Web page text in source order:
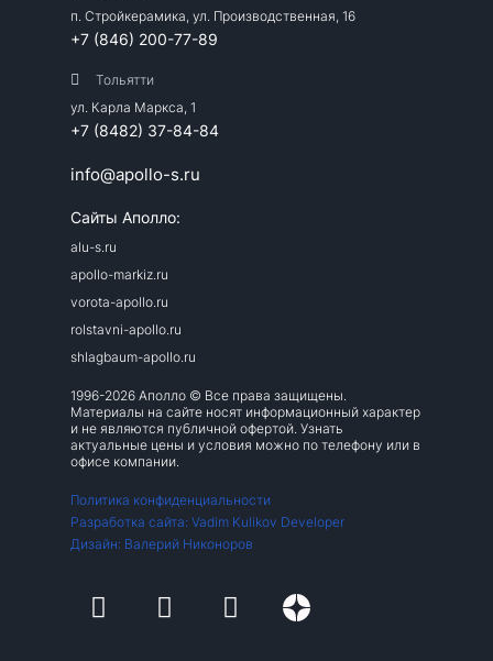
п. Стройкерамика, ул. Производственная, 16
+7 (846) 200-77-89
Тольятти
ул. Карла Маркса, 1
+7 (8482) 37-84-84
info@apollo-s.ru
Сайты Аполло:
alu-s.ru
apollo-markiz.ru
vorota-apollo.ru
rolstavni-apollo.ru
shlagbaum-apollo.ru
1996-2026 Аполло © Все права защищены.
Материалы на сайте носят информационный характер
и не являются публичной офертой. Узнать
актуальные цены и условия можно по телефону или в
офисе компании.
Политика конфиденциальности
Разработка сайта: Vadim Kulikov Developer
Дизайн: Валерий Никоноров